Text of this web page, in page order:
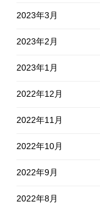
2023年3月
2023年2月
2023年1月
2022年12月
2022年11月
2022年10月
2022年9月
2022年8月